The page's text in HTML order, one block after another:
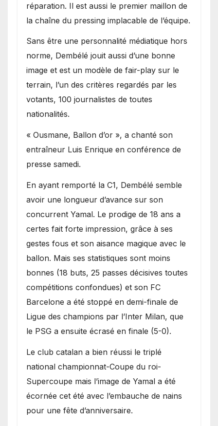
réparation. Il est aussi le premier maillon de
la chaîne du pressing implacable de l’équipe.
Sans être une personnalité médiatique hors
norme, Dembélé jouit aussi d’une bonne
image et est un modèle de fair-play sur le
terrain, l’un des critères regardés par les
votants, 100 journalistes de toutes
nationalités.
« Ousmane, Ballon d’or », a chanté son
entraîneur Luis Enrique en conférence de
presse samedi.
En ayant remporté la C1, Dembélé semble
avoir une longueur d’avance sur son
concurrent Yamal. Le prodige de 18 ans a
certes fait forte impression, grâce à ses
gestes fous et son aisance magique avec le
ballon. Mais ses statistiques sont moins
bonnes (18 buts, 25 passes décisives toutes
compétitions confondues) et son FC
Barcelone a été stoppé en demi-finale de
Ligue des champions par l’Inter Milan, que
le PSG a ensuite écrasé en finale (5-0).
Le club catalan a bien réussi le triplé
national championnat-Coupe du roi-
Supercoupe mais l’image de Yamal a été
écornée cet été avec l’embauche de nains
pour une fête d’anniversaire.